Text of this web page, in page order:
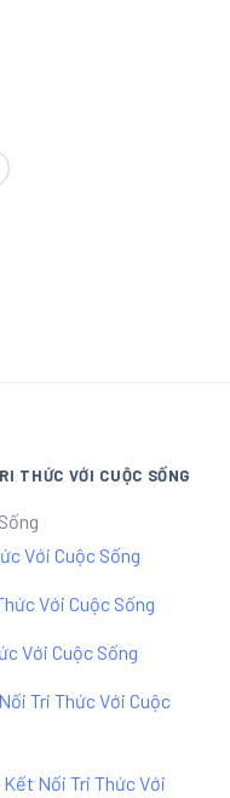
THỨC VỚI CUỘC SỐNG
Với Cuộc Sống
Với Cuộc Sống
Với Cuộc Sống
Tri Thức Với Cuộc
Nối Tri Thức Với